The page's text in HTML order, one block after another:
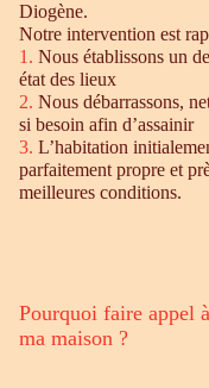
Diogène.
Notre intervention est
1. Nous établissons un
état des lieux
2. Nous débarrassons,
si besoin afin d’assainir
3. L’habitation
parfaitement propre et
meilleures conditions.
Pourquoi faire appel
ma maison ?